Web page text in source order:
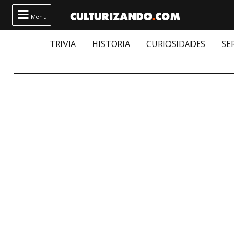
 Menú
TRIVIA HISTORIA CURIOSIDADES